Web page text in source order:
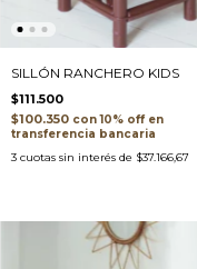
SILLÓN RANCHERO KIDS
$111.500
$100.350 con
transferencia bancaria
3 cuotas sin interés de $37.166,67